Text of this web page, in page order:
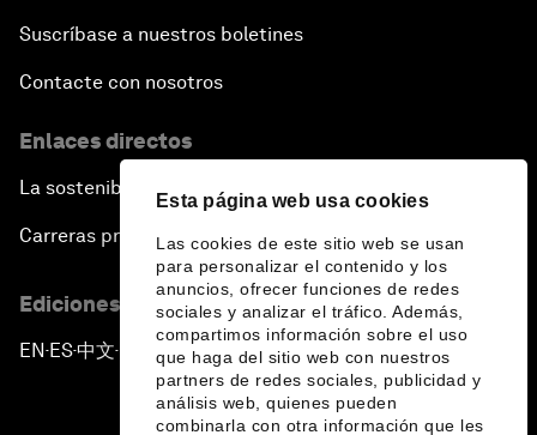
Esta página web usa cookies
Las cookies de este sitio web se usan
para personalizar el contenido y los
anuncios, ofrecer funciones de redes
sociales y analizar el tráfico. Además,
compartimos información sobre el uso
que haga del sitio web con nuestros
partners de redes sociales, publicidad y
análisis web, quienes pueden
combinarla con otra información que les
Suscríbase a nuestros boletines
Contacte con nosotros
Enlaces directos
La sostenibilidad en el Foro
Carreras profesionales
Ediciones en otros idiomas
EN ▪ ES▪中文▪ 日本語